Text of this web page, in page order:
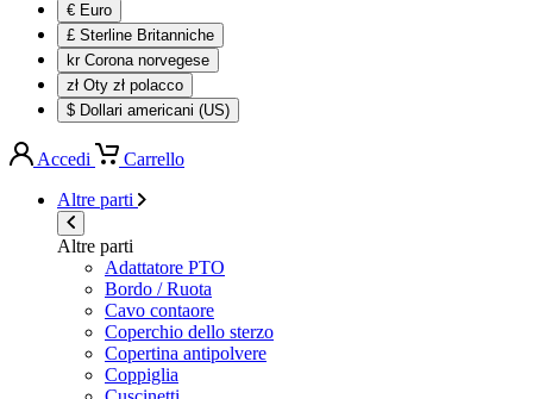
€ Euro
£ Sterline Britanniche
kr Corona norvegese
zł Oty zł polacco
$ Dollari americani (US)
Accedi
Carrello
Altre parti
Altre parti
Adattatore PTO
Bordo / Ruota
Cavo contaore
Coperchio dello sterzo
Copertina antipolvere
Coppiglia